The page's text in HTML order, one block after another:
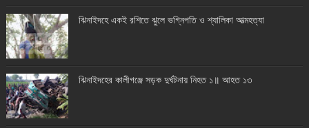
ঝিনাইদহে একই রশিতে ঝুলে ভগ্নিপতি ও শ্যালিকা আত্মহত্যা
ঝিনাইদহের কালীগঞ্জে সড়ক দুর্ঘটনায় নিহত ১॥ আহত ১৩